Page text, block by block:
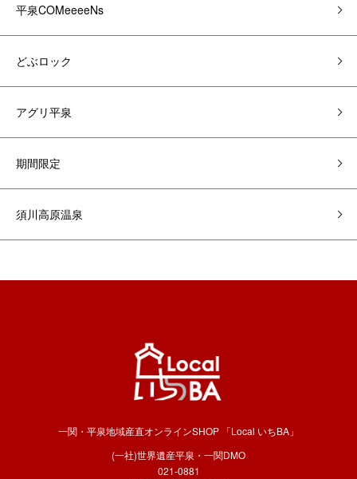
平泉COMeeeeNs
どぶロック
アグリ平泉
期間限定
須川高原温泉
一関・平泉地域産直オンラインSHOP 「Local いちBA」
(一社)世界遺産平泉・一関DMO
021-0881